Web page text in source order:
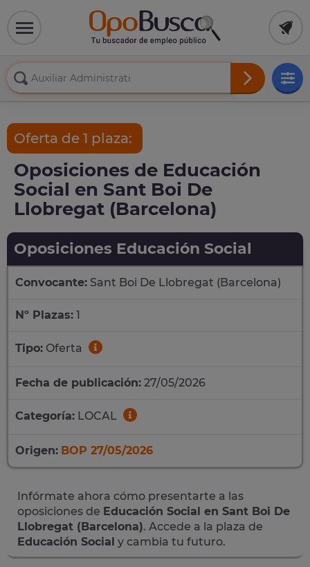
Oferta de 1 plaza:
Oposiciones de Educación
Social en Sant Boi De
Llobregat (Barcelona)
Oposiciones Educación Social
Convocante: Sant Boi De Llobregat (Barcelona)
Nº Plazas: 1
Tipo: Oferta
Fecha de publicación: 27/05/2026
Categoría: LOCAL
Origen: BOP 27/05/2026
Infórmate ahora cómo presentarte a las
oposiciones de Educación Social en Sant Boi De
Llobregat (Barcelona). Accede a la plaza de
Educación Social y cambia tu futuro.